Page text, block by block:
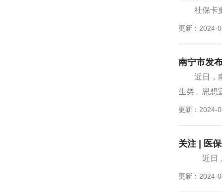
社保卡
更新：2024-
南宁市发
近日，
生类、思想
更新：2024-
关注 | 医
近日
更新：2024-